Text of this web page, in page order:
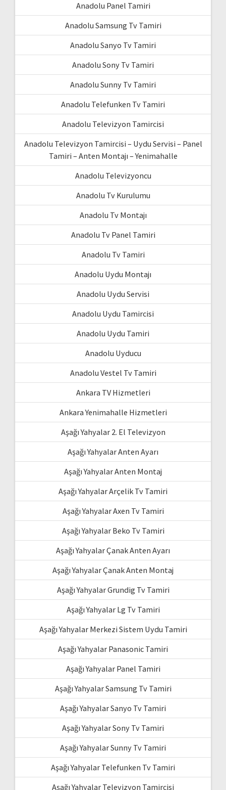
Anadolu Panel Tamiri
Anadolu Samsung Tv Tamiri
Anadolu Sanyo Tv Tamiri
Anadolu Sony Tv Tamiri
Anadolu Sunny Tv Tamiri
Anadolu Telefunken Tv Tamiri
Anadolu Televizyon Tamircisi
Anadolu Televizyon Tamircisi – Uydu Servisi – Panel
Tamiri – Anten Montajı – Yenimahalle
Anadolu Televizyoncu
Anadolu Tv Kurulumu
Anadolu Tv Montajı
Anadolu Tv Panel Tamiri
Anadolu Tv Tamiri
Anadolu Uydu Montajı
Anadolu Uydu Servisi
Anadolu Uydu Tamircisi
Anadolu Uydu Tamiri
Anadolu Uyducu
Anadolu Vestel Tv Tamiri
Ankara TV Hizmetleri
Ankara Yenimahalle Hizmetleri
Aşağı Yahyalar 2. El Televizyon
Aşağı Yahyalar Anten Ayarı
Aşağı Yahyalar Anten Montaj
Aşağı Yahyalar Arçelik Tv Tamiri
Aşağı Yahyalar Axen Tv Tamiri
Aşağı Yahyalar Beko Tv Tamiri
Aşağı Yahyalar Çanak Anten Ayarı
Aşağı Yahyalar Çanak Anten Montaj
Aşağı Yahyalar Grundig Tv Tamiri
Aşağı Yahyalar Lg Tv Tamiri
Aşağı Yahyalar Merkezi Sistem Uydu Tamiri
Aşağı Yahyalar Panasonic Tamiri
Aşağı Yahyalar Panel Tamiri
Aşağı Yahyalar Samsung Tv Tamiri
Aşağı Yahyalar Sanyo Tv Tamiri
Aşağı Yahyalar Sony Tv Tamiri
Aşağı Yahyalar Sunny Tv Tamiri
Aşağı Yahyalar Telefunken Tv Tamiri
Aşağı Yahyalar Televizyon Tamircisi